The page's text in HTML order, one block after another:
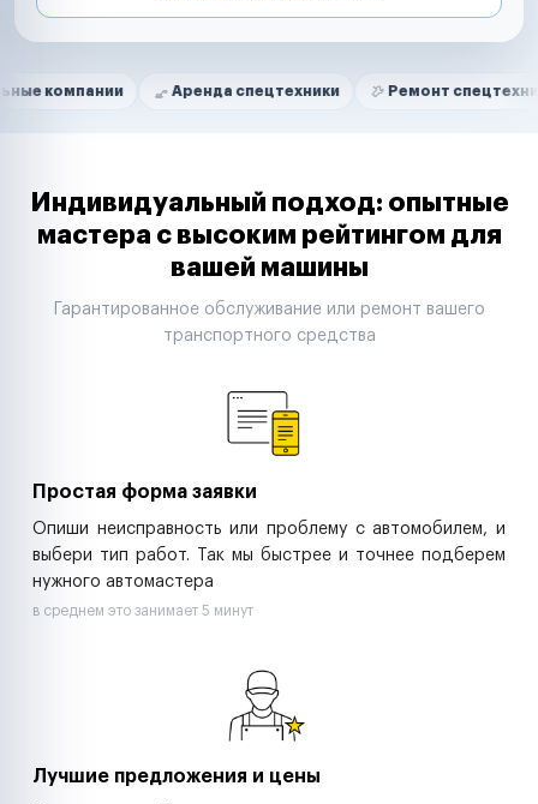
Нам доверяют
Аренда спецтехники Ремонт спецтехники
Маркетплейсы
Таксопарки
Автодилеры
Строительные компании
Аренда спецтехники
Индивидуальный подход: опытные
мастера с высоким рейтингом для
вашей машины
Гарантированное обслуживание или ремонт вашего
транспортного средства
Простая форма заявки
Опиши неисправность или проблему с автомобилем, и
выбери тип работ. Так мы быстрее и точнее подберем
нужного автомастера
в среднем это занимает 5 минут
Лучшие предложения и цены